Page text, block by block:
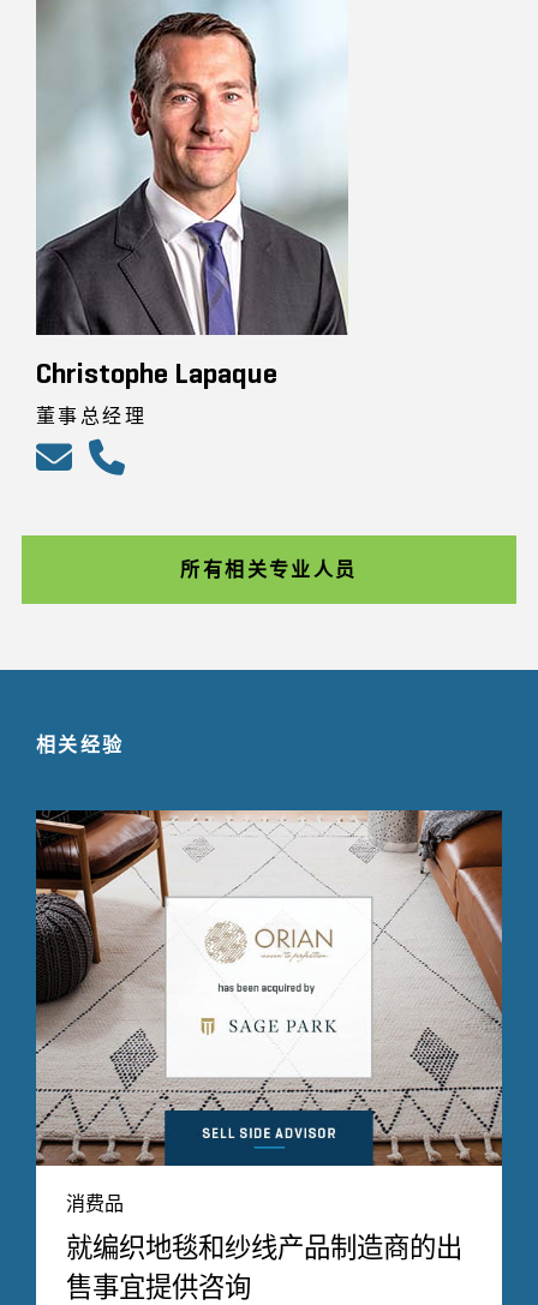
Christophe Lapaque
董事总经理
所有相关专业人员
相关经验
消费品
就编织地毯和纱线产品制造商的出
售事宜提供咨询